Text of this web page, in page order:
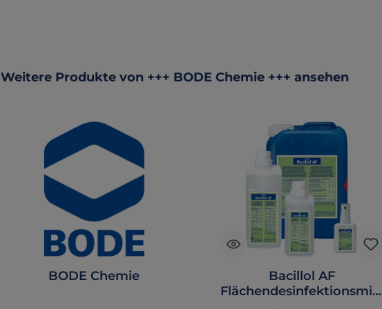
Produktgalerie überspringen
Weitere Produkte von +++ BODE Chemie +++ ansehen
BODE Chemie
Bacillol AF
Flächendesinfektionsmitt